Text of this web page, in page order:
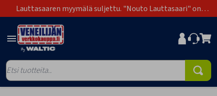
Lauttasaaren myymälä suljettu. "Nouto Lauttasaari" on
poistunut toimitustapavaihtoehdoista.